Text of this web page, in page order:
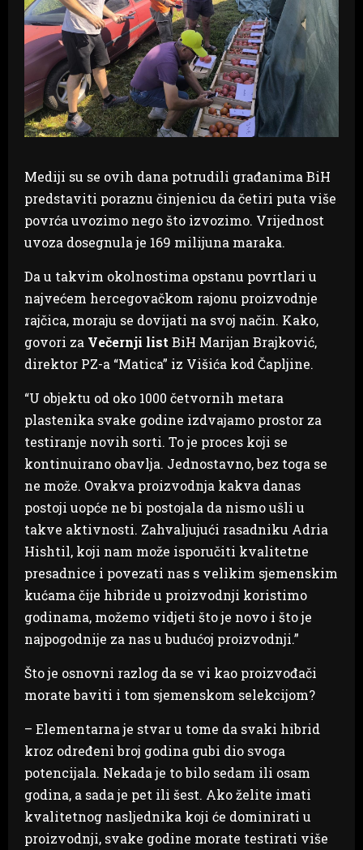
Mediji su se ovih dana potrudili građanima BiH
predstaviti poraznu činjenicu da četiri puta više
povrća uvozimo nego što izvozimo. Vrijednost
uvoza dosegnula je 169 milijuna maraka.
Da u takvim okolnostima opstanu povrtlari u
najvećem hercegovačkom rajonu proizvodnje
rajčica, moraju se dovijati na svoj način. Kako,
govori za Večernji list BiH Marijan Brajković,
direktor PZ-a “Matica” iz Višića kod Čapljine.
“U objektu od oko 1000 četvornih metara
plastenika svake godine izdvajamo prostor za
testiranje novih sorti. To je proces koji se
kontinuirano obavlja. Jednostavno, bez toga se
ne može. Ovakva proizvodnja kakva danas
postoji uopće ne bi postojala da nismo ušli u
takve aktivnosti. Zahvaljujući rasadniku Adria
Hishtil, koji nam može isporučiti kvalitetne
presadnice i povezati nas s velikim sjemenskim
kućama čije hibride u proizvodnji koristimo
godinama, možemo vidjeti što je novo i što je
najpogodnije za nas u budućoj proizvodnji.”
Što je osnovni razlog da se vi kao proizvođači
morate baviti i tom sjemenskom selekcijom?
– Elementarna je stvar u tome da svaki hibrid
kroz određeni broj godina gubi dio svoga
potencijala. Nekada je to bilo sedam ili osam
godina, a sada je pet ili šest. Ako želite imati
kvalitetnog nasljednika koji će dominirati u
proizvodnji, svake godine morate testirati više